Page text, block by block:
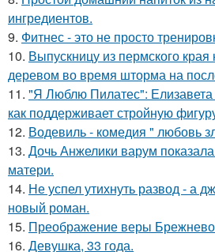
ингредиентов.
9. Фитнес - это не просто
10. Выпускницу из пермского
деревом во время шторма на
11. "Я Люблю Пилатес": Елизавета
как поддерживает стройную
12. Водевиль - комедия " любовь
13. Дочь Анжелики варум
матери.
14. Не успел утихнуть развод - а
новый роман.
15. Преображение веры
16. Девушка, 33 года.